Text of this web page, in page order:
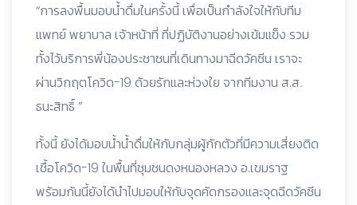
“การลงพื้นมอบน้ำดื่มในครั้งนี้ เพื่อเป็นกำลังใจให้กับทีม
แพทย์ พยาบาล เจ้าหน้าที่ ที่ปฏิบัติงานอย่างเข้มแข็ง รวม
ทั้งไว้บริการพี่น้องประชาชนที่เดินทางมาฉีดวัคซีน เราจะ
ผ่านวิกฤตโควิด-19 ด้วยรักและห่วงใย จากทีมงาน ส.ส.
ธนะสิทธิ์ ”
ทั้งนี้ ยังได้มอบน้ำน้ำดื่มให้กับกลุ่มผู้กักตัวที่มีความเสี่ยงติด
เชื้อโควิด-19 ในพื้นที่ชุมชนดงหนองหลวง อ.เขมราฐ
พร้อมกันนี้ยังได้นำไปมอบให้กับจุดคัดกรองและจุดฉีดวัคซีน